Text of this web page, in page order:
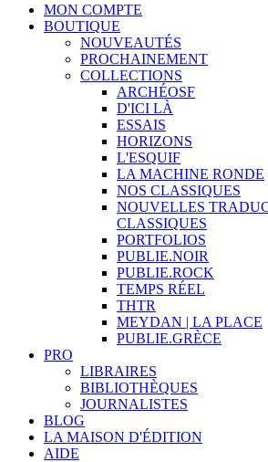
MON COMPTE
BOUTIQUE
NOUVEAUTÉS
PROCHAINEMENT
COLLECTIONS
ARCHÉOSF
D'ICI LÀ
ESSAIS
HORIZONS
L'ESQUIF
LA MACHINE RONDE
NOS CLASSIQUES
NOUVELLES
CLASSIQUES
PORTFOLIOS
PUBLIE.NOIR
PUBLIE.ROCK
TEMPS RÉEL
THTR
MEYDAN | LA PLACE
PUBLIE.GRÈCE
PRO
LIBRAIRES
BIBLIOTHÈQUES
JOURNALISTES
BLOG
LA MAISON D'ÉDITION
AIDE